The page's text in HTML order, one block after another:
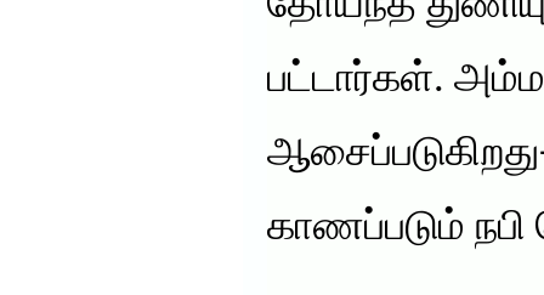
பட்டார்கள்.
ஆசைப்படுகிறது-
காணப்படும்